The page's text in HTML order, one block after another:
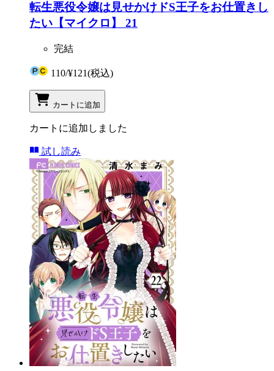
転生悪役令嬢は見せかけドS王子をお仕置きし
たい【マイクロ】 21
完結
110/¥121(税込)
カートに追加
カートに追加しました
試し読み